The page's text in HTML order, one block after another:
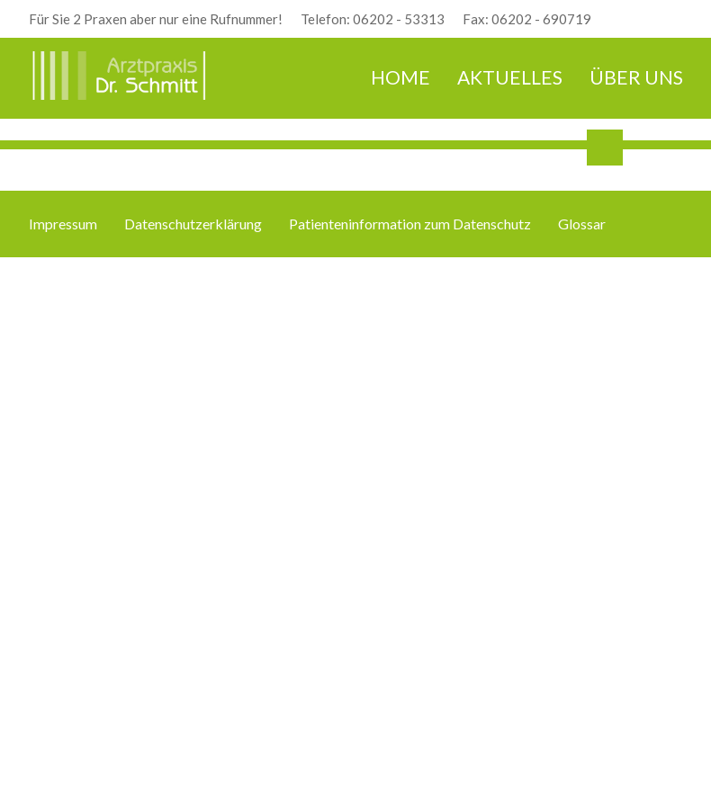
Für Sie 2 Praxen aber nur eine Rufnummer! Telefon: 06202 - 53313 Fax: 06202 - 690719
HOME AKTUELLES ÜBER UNS
Impressum Datenschutzerklärung Patienteninformation zum Datenschutz Glossar